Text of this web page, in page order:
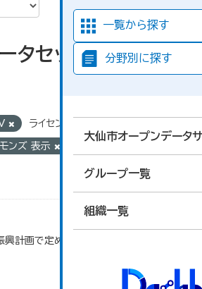
一覧から探す
分野別に探す
大仙市オープンデータ
グループ一覧
組織一覧
タセットが見つか
ライセンス:
モンズ 表示
興計画で定めた、主要観光施設を掲